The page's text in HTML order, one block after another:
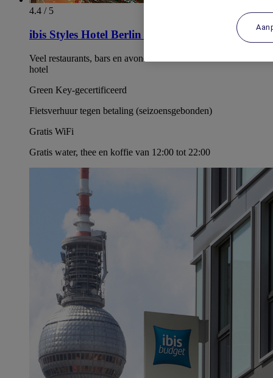
4.4 / 5
ibis Styles Hotel Berlin Mitte
Veel restaurants, bars en avondwinkels in de buurt van het
hotel
Green Key-gecertificeerd
Fietsverhuur tegen betaling (seizoensgebonden)
Gratis WiFi
Gratis water, thee en koffie van 12:00 tot 22:00